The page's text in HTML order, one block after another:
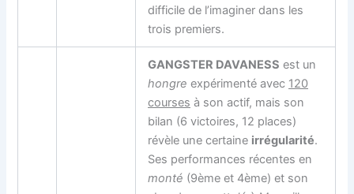
difficile de l’imaginer dans les
trois premiers.
GANGSTER DAVANESS est un
hongre expérimenté avec 120
courses à son actif, mais son
bilan (6 victoires, 12 places)
révèle une certaine irrégularité.
Ses performances récentes en
monté (9ème et 4ème) et son